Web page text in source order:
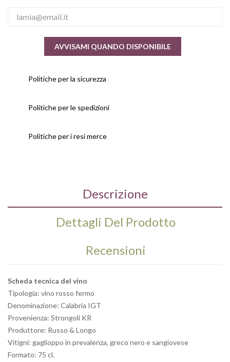
AVVISAMI QUANDO DISPONIBILE
Politiche per la sicurezza
Politiche per le spedizioni
Politiche per i resi merce
Descrizione
Dettagli Del Prodotto
Recensioni
Scheda tecnica del vino
Tipologia: vino rosso fermo
Denominazione: Calabria IGT
Provenienza: Strongoli KR
Produttore: Russo & Longo
Vitigni: gaglioppo in prevalenza, greco nero e sangiovese
Formato: 75 cl.